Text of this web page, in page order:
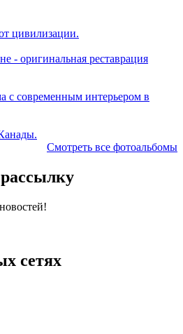
цивилизации.
- оригинальная реставрация
с современным интерьером в
Смотреть все фотоальбомы
сетях